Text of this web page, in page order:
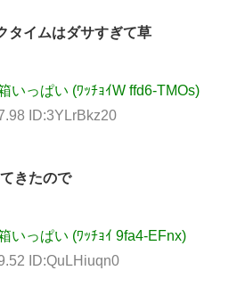
タイムはダサすぎて草
いっぱい (ﾜｯﾁｮｲW ffd6-TMOs)
ID:3YLrBkz20
きたので
いっぱい (ﾜｯﾁｮｲ 9fa4-EFnx)
ID:QuLHiuqn0